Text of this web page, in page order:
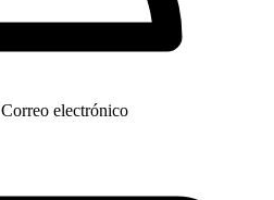
Correo electrónico